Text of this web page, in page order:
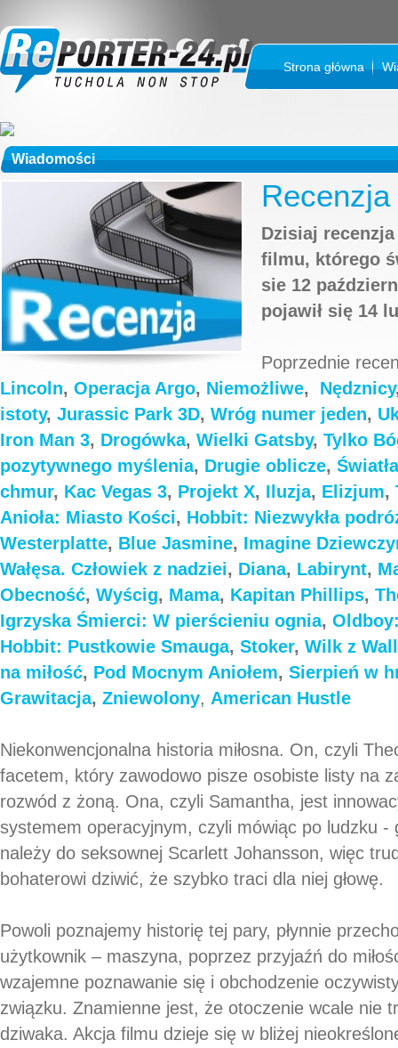
Strona główna
Wiadomości
Dzisiaj
filmu, którego
sie 12
pojawił się 14
Poprzednie
Lincoln, Operacja Argo, Niemożliwe, Nędznicy
istoty, Jurassic Park 3D, Wróg numer jeden,
Iron Man 3, Drogówka, Wielki Gatsby, Tylko
pozytywnego myślenia, Drugie oblicze,
chmur, Kac Vegas 3, Projekt X, Iluzja, Elizjum,
Anioła: Miasto Kości, Hobbit: Niezwykła
Westerplatte, Blue Jasmine, Imagine
Wałęsa. Człowiek z nadziei, Diana, Labirynt,
Obecność, Wyścig, Mama, Kapitan Phillips,
Igrzyska Śmierci: W pierścieniu ognia,
Hobbit: Pustkowie Smauga, Stoker, Wilk z
na miłość, Pod Mocnym Aniołem, Sierpień w
Grawitacja, Zniewolony, American Hustle
Niekonwencjonalna historia miłosna. On, czyli
facetem, który zawodowo pisze osobiste listy na
rozwód z żoną. Ona, czyli Samantha, jest
systemem operacyjnym, czyli mówiąc po ludzku -
należy do seksownej Scarlett Johansson, więc
bohaterowi dziwić, że szybko traci dla niej głowę.
Powoli poznajemy historię tej pary, płynnie
użytkownik – maszyna, poprzez przyjaźń do
wzajemne poznawanie się i obchodzenie
związku. Znamienne jest, że otoczenie wcale nie
dziwaka. Akcja filmu dzieje się w bliżej